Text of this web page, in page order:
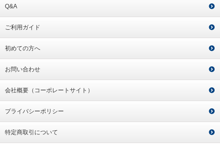
Q&A
ご利用ガイド
初めての方へ
お問い合わせ
会社概要（コーポレートサイト）
プライバシーポリシー
特定商取引について